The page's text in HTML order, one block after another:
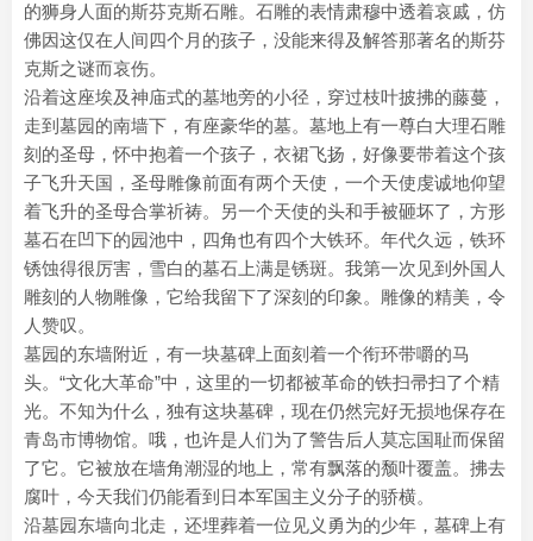
的狮身人面的斯芬克斯石雕。石雕的表情肃穆中透着哀戚，仿
佛因这仅在人间四个月的孩子，没能来得及解答那著名的斯芬
克斯之谜而哀伤。
沿着这座埃及神庙式的墓地旁的小径，穿过枝叶披拂的藤蔓，
走到墓园的南墙下，有座豪华的墓。墓地上有一尊白大理石雕
刻的圣母，怀中抱着一个孩子，衣裙飞扬，好像要带着这个孩
子飞升天国，圣母雕像前面有两个天使，一个天使虔诚地仰望
着飞升的圣母合掌祈祷。另一个天使的头和手被砸坏了，方形
墓石在凹下的园池中，四角也有四个大铁环。年代久远，铁环
锈蚀得很厉害，雪白的墓石上满是锈斑。我第一次见到外国人
雕刻的人物雕像，它给我留下了深刻的印象。雕像的精美，令
人赞叹。
墓园的东墙附近，有一块墓碑上面刻着一个衔环带嚼的马
头。“文化大革命”中，这里的一切都被革命的铁扫帚扫了个精
光。不知为什么，独有这块墓碑，现在仍然完好无损地保存在
青岛市博物馆。哦，也许是人们为了警告后人莫忘国耻而保留
了它。它被放在墙角潮湿的地上，常有飘落的颓叶覆盖。拂去
腐叶，今天我们仍能看到日本军国主义分子的骄横。
沿墓园东墙向北走，还埋葬着一位见义勇为的少年，墓碑上有